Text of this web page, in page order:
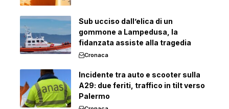
Sub ucciso dall’elica di un
gommone a Lampedusa, la
fidanzata assiste alla tragedia
Cronaca
Incidente tra auto e scooter sulla
A29: due feriti, traffico in tilt verso
Palermo